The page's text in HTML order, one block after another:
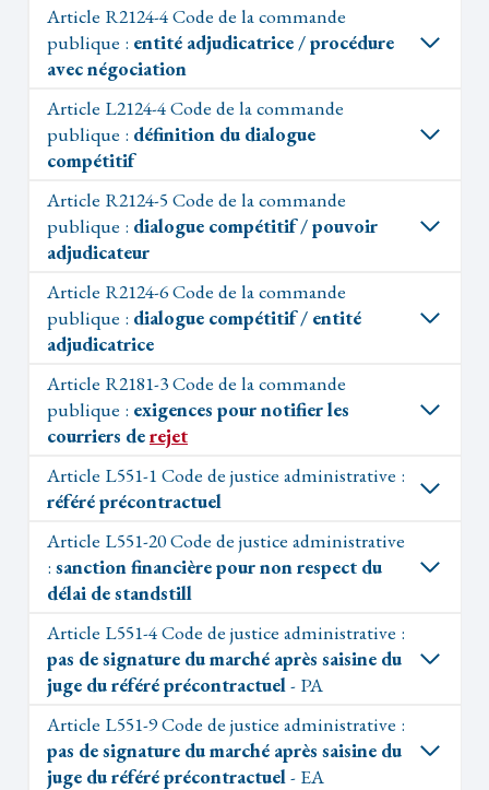
Article R2124-4 Code de la commande
publique : entité adjudicatrice / procédure
avec négociation
Article L2124-4 Code de la commande
publique : définition du dialogue
compétitif
Article R2124-5 Code de la commande
publique : dialogue compétitif / pouvoir
adjudicateur
Article R2124-6 Code de la commande
publique : dialogue compétitif / entité
adjudicatrice
Article R2181-3 Code de la commande
publique : exigences pour notifier les
courriers derejet
Article L551-1 Code de justice administrative :
référé précontractuel
Article L551-20 Code de justice administrative
: sanction financière pour non respect du
délai de standstill
Article L551-4 Code de justice administrative :
pas de signature du marché après saisine du
juge du référé précontractuel- PA
Article L551-9 Code de justice administrative :
pas de signature du marché après saisine du
juge du référé précontractuel- EA